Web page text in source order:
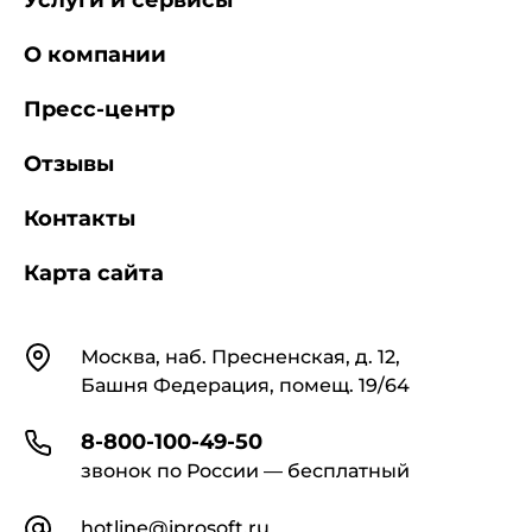
где
звукового давления в октавных полосах частот
- среднее значение уровней звукового
закрытого кожухом, дБ.
КонтактыМосква, наб. Пресненская, д. 12,
Башня Федерация, помещ. 19/64
8-800-100-49-50
звонок по России — бесплатный
О компании
Пресс-центр
Отзывы
Контакты
Карта сайта